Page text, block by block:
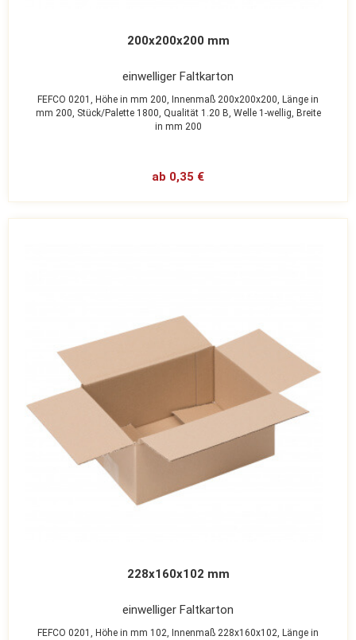
200x200x200 mm
einwelliger Faltkarton
FEFCO 0201, Höhe in mm 200, Innenmaß 200x200x200, Länge in
mm 200, Stück/Palette 1800, Qualität 1.20 B, Welle 1-wellig, Breite
in mm 200
ab 0,35 €
228x160x102 mm
einwelliger Faltkarton
FEFCO 0201, Höhe in mm 102, Innenmaß 228x160x102, Länge in